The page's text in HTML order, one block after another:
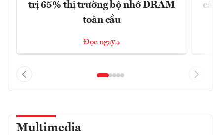
trị 65% thị trường bộ nhớ DRAM
toàn cầu
Đọc ngay
Multimedia